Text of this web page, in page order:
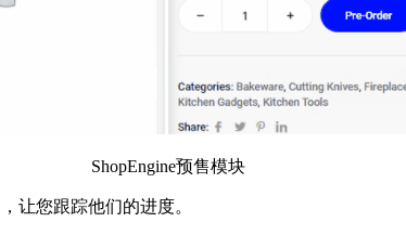
ShopEngine预售模块
让您跟踪他们的进度。